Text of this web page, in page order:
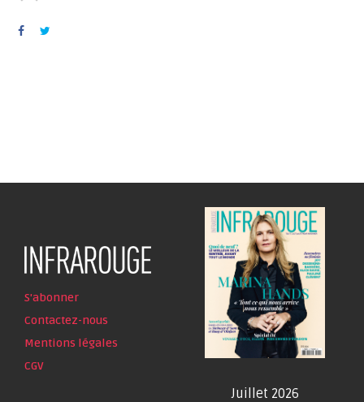
S'abonner
Contactez-nous
Mentions légales
CGV
Juillet 2026